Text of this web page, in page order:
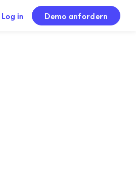
Log in Demo anfordern